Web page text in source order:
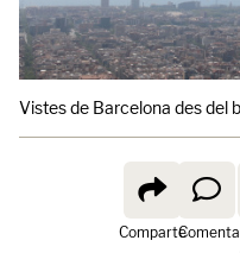
Vistes de Barcelona des del
ComparteComenta